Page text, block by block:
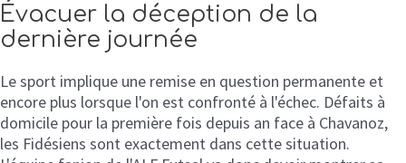
Évacuer la déception de la
dernière journée
Le sport implique une remise en question permanente et
encore plus lorsque l'on est confronté à l'échec. Défaits à
domicile pour la première fois depuis an face à Chavanoz,
les Fidésiens sont exactement dans cette situation.